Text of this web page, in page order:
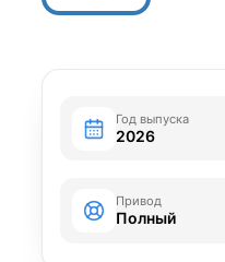
Год выпуска
2026
Привод
Полный